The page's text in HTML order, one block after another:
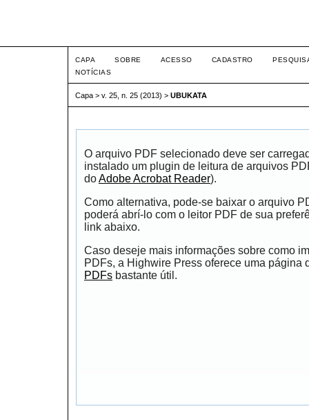
CAPA SOBRE ACESSO CADASTRO
NOTÍCIAS
Capa > v. 25, n. 25 (2013) > UBUKATA
O arquivo PDF selecionado deve ser
instalado um plugin de leitura de arquivos
doAdobe Acrobat Reader).
Como alternativa, pode-se baixar o arquivo
poderá abrí-lo com o leitor PDF de sua
link abaixo.
Caso deseje mais informações sobre como
PDFs, a Highwire Press oferece uma página
PDFs bastante útil.